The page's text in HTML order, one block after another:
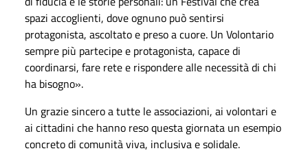
spazi accoglienti, dove ognuno può sentirsi
protagonista, ascoltato e preso a cuore. Un Volontario
sempre più partecipe e protagonista, capace di
coordinarsi, fare rete e rispondere alle necessità di chi
ha bisogno».
Un grazie sincero a tutte le associazioni, ai volontari e
ai cittadini che hanno reso questa giornata un esempio
concreto di comunità viva, inclusiva e solidale.